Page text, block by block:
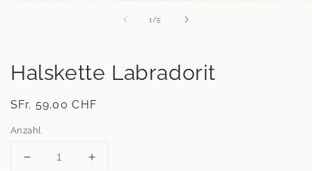
1 /
von
5
Halskette Labradorit
Normaler
SFr. 59.00 CHF
Anzahl
Verringere
Erhöhe